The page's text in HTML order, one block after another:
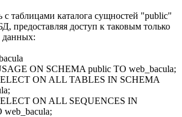
с таблицами каталога сущностей "public"
предоставляя доступ к таковым только
данных:
ON SCHEMA public TO web_bacula;
ON ALL TABLES IN SCHEMA
ON ALL SEQUENCES IN